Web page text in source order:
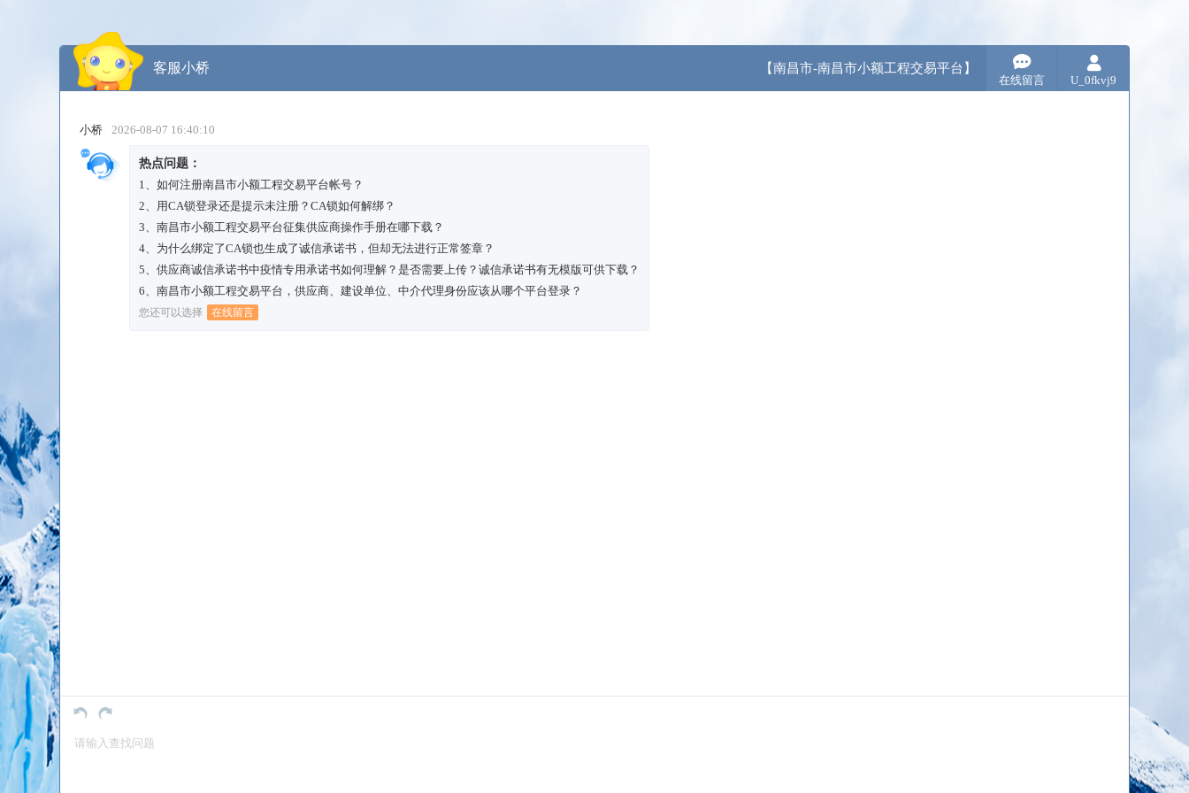
客服小桥 【南昌市-南昌市小额工程交易平台】
在线留言 U_0fkvj9
小桥 2026-08-07 16:40:10
热点问题：
1、如何注册南昌市小额工程交易平台帐号？
2、 用CA锁登录还是提示未注册？CA锁如何解绑？
3、南昌市小额工程交易平台征集供应商操作手册在哪下载？
4、 为什么绑定了CA锁也生成了诚信承诺书，但却无法进行正常签章？
5、供应商诚信承诺书中疫情专用承诺书如何理解？是否需要上传？诚信承诺书有无模版可供下载？
6、南昌市小额工程交易平台，供应商、建设单位、中介代理身份应该从哪个平台登录？
您还可以选择 在线留言
请输入查找问题